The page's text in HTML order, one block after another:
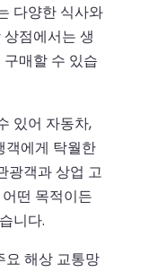
다양한 식사와
점에서는 생
매할 수 있습
있어 자동차,
객에게 탁월한
광객과 상업 고
떤 목적이든
니다.
요 해상 교통망